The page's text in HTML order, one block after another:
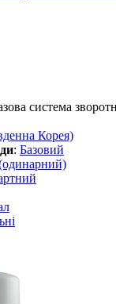
система
Корея)
: Базовий